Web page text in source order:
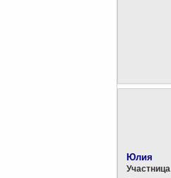
Юлия
Участница